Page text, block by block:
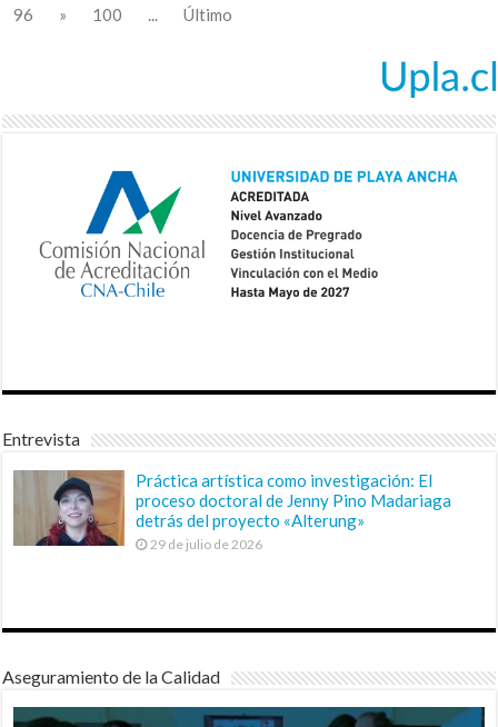
96
» 100 ... Último
Entrevista
Práctica artística como investigación: El
proceso doctoral de Jenny Pino Madariaga
detrás del proyecto «Alterung»
29 de julio de 2026
Aseguramiento de la Calidad